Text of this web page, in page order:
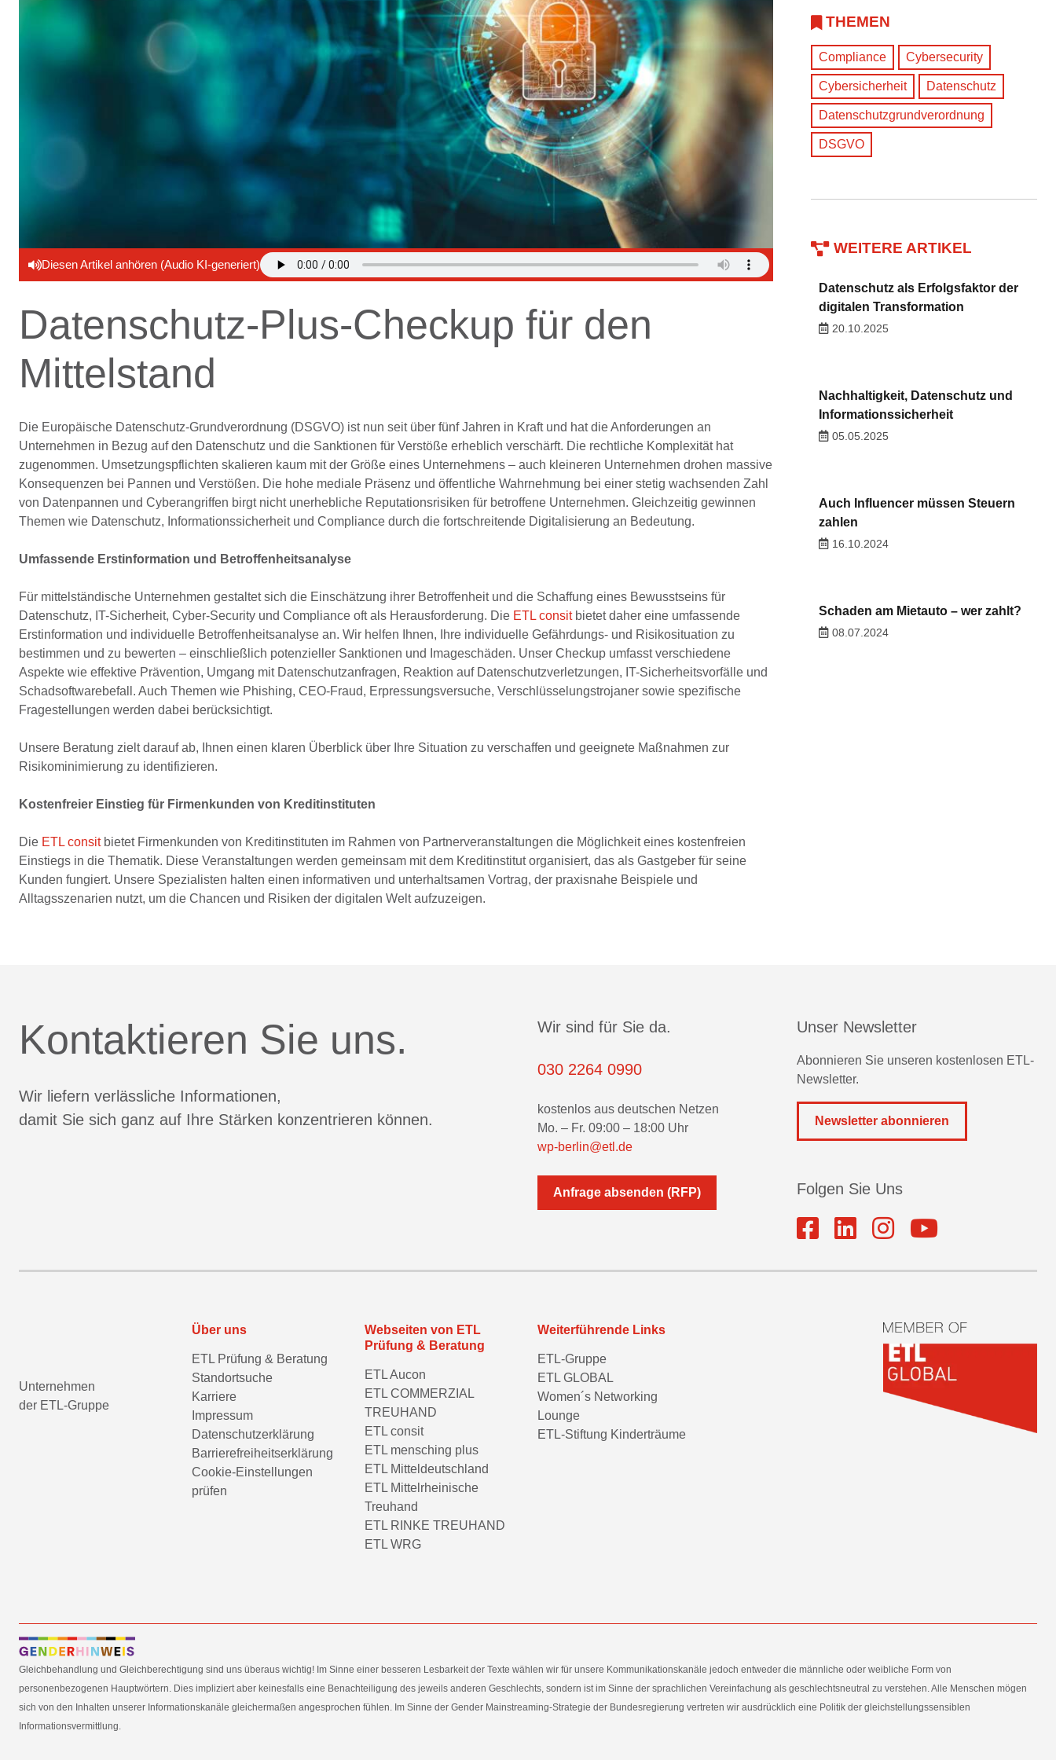
Diesen Artikel anhören (Audio KI-generiert)
Datenschutz-Plus-Checkup für den
Mittelstand
Die Europäische Datenschutz-Grundverordnung (DSGVO) ist nun seit über fünf Jahren in Kraft und hat die Anforderungen an
Unternehmen in Bezug auf den Datenschutz und die Sanktionen für Verstöße erheblich verschärft. Die rechtliche Komplexität hat
zugenommen. Umsetzungspflichten skalieren kaum mit der Größe eines Unternehmens – auch kleineren Unternehmen drohen massive
Konsequenzen bei Pannen und Verstößen. Die hohe mediale Präsenz und öffentliche Wahrnehmung bei einer stetig wachsenden Zahl
von Datenpannen und Cyberangriffen birgt nicht unerhebliche Reputationsrisiken für betroffene Unternehmen. Gleichzeitig gewinnen
Themen wie Datenschutz, Informationssicherheit und Compliance durch die fortschreitende Digitalisierung an Bedeutung.
Umfassende Erstinformation und Betroffenheitsanalyse
Für mittelständische Unternehmen gestaltet sich die Einschätzung ihrer Betroffenheit und die Schaffung eines Bewusstseins für
Datenschutz, IT-Sicherheit, Cyber-Security und Compliance oft als Herausforderung. Die ETL consitbietet daher eine umfassende
Erstinformation und individuelle Betroffenheitsanalyse an. Wir helfen Ihnen, Ihre individuelle Gefährdungs- und Risikosituation zu
bestimmen und zu bewerten – einschließlich potenzieller Sanktionen und Imageschäden. Unser Checkup umfasst verschiedene
Aspekte wie effektive Prävention, Umgang mit Datenschutzanfragen, Reaktion auf Datenschutzverletzungen, IT-Sicherheitsvorfälle und
Schadsoftwarebefall. Auch Themen wie Phishing, CEO-Fraud, Erpressungsversuche, Verschlüsselungstrojaner sowie spezifische
Fragestellungen werden dabei berücksichtigt.
Unsere Beratung zielt darauf ab, Ihnen einen klaren Überblick über Ihre Situation zu verschaffen und geeignete Maßnahmen zur
Risikominimierung zu identifizieren.
Kostenfreier Einstieg für Firmenkunden von Kreditinstituten
Die ETL consitbietet Firmenkunden von Kreditinstituten im Rahmen von Partnerveranstaltungen die Möglichkeit eines kostenfreien
Einstiegs in die Thematik. Diese Veranstaltungen werden gemeinsam mit dem Kreditinstitut organisiert, das als Gastgeber für seine
Kunden fungiert. Unsere Spezialisten halten einen informativen und unterhaltsamen Vortrag, der praxisnahe Beispiele und
Alltagsszenarien nutzt, um die Chancen und Risiken der digitalen Welt aufzuzeigen.
THEMEN
Compliance Cybersecurity
Cybersicherheit Datenschutz
Datenschutzgrundverordnung
DSGVO
WEITERE ARTIKEL
Datenschutz als Erfolgsfaktor der
digitalen Transformation
20.10.2025
Nachhaltigkeit, Datenschutz und
Informationssicherheit
05.05.2025
Auch Influencer müssen Steuern
zahlen
16.10.2024
Schaden am Mietauto – wer zahlt?
08.07.2024
Kontaktieren Sie uns.
Wir liefern verlässliche Informationen,
damit Sie sich ganz auf Ihre Stärken konzentrieren können.
Wir sind für Sie da.
030 2264 0990
kostenlos aus deutschen Netzen
Mo. – Fr. 09:00 – 18:00 Uhr
wp-berlin@etl.de
Anfrage absenden (RFP)
Unser Newsletter
Abonnieren Sie unseren kostenlosen ETL-
Newsletter.
Newsletter abonnieren
Folgen Sie Uns
Unternehmen
der ETL-Gruppe
Über uns
ETL Prüfung & Beratung
Standortsuche
Karriere
Impressum
Datenschutzerklärung
Barrierefreiheitserklärung
Cookie-Einstellungen
prüfen
Webseiten von ETL
Prüfung & Beratung
ETL Aucon
ETL COMMERZIAL
TREUHAND
ETL consit
ETL mensching plus
ETL Mitteldeutschland
ETL Mittelrheinische
Treuhand
ETL RINKE TREUHAND
ETL WRG
Weiterführende Links
ETL-Gruppe
ETL GLOBAL
Women´s Networking
Lounge
ETL-Stiftung Kinderträume
Gleichbehandlung und Gleichberechtigung sind uns überaus wichtig! Im Sinne einer besseren Lesbarkeit der Texte wählen wir für unsere Kommunikationskanäle jedoch entweder die männliche oder weibliche Form von
personenbezogenen Hauptwörtern. Dies impliziert aber keinesfalls eine Benachteiligung des jeweils anderen Geschlechts, sondern ist im Sinne der sprachlichen Vereinfachung als geschlechtsneutral zu verstehen. Alle Menschen mögen
sich von den Inhalten unserer Informationskanäle gleichermaßen angesprochen fühlen. Im Sinne der Gender Mainstreaming-Strategie der Bundesregierung vertreten wir ausdrücklich eine Politik der gleichstellungssensiblen
Informationsvermittlung.